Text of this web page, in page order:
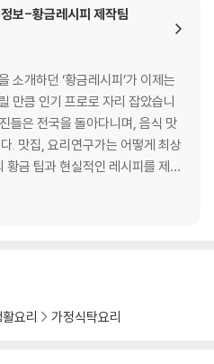
보-황금레시피 제작팀
소개하던 ‘황금레시피’가 이제는
만큼 인기 프로로 자리 잡았습니
들은 전국을 돌아다니며, 음식 맛
. 맛집, 요리연구가는 어떻게 최상
금 팁과 현실적인 레시피를 제시
리고 이것이 고스란히 시청자들에
있었습니다. 누구나 쉽고 맛있게
요리 가정식탁요리